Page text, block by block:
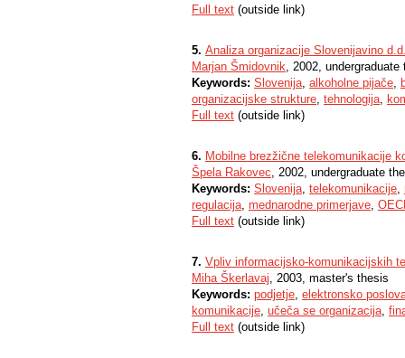
Full text (outside link)
5. Analiza organizacije Slovenijavino
Marjan Šmidovnik, 2002, undergraduate
Keywords: Slovenija, alkoholne pijače,
organizacijske strukture, tehnologija,
Full text (outside link)
6. Mobilne brezžične telekomunikacije
Špela Rakovec, 2002, undergraduate
Keywords: Slovenija, telekomunikacije,
regulacija, mednarodne primerjave,
Full text (outside link)
7. Vpliv informacijsko-komunikacijskih
Miha Škerlavaj, 2003, master's thesis
Keywords: podjetje, elektronsko
komunikacije, učeča se organizacija,
Full text (outside link)